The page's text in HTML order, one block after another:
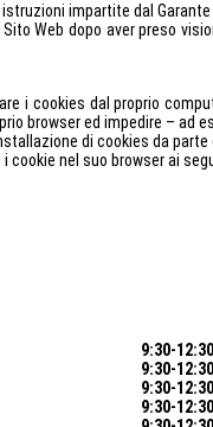
impartite dal
Web dopo aver preso
i cookies dal proprio
browser ed impedire –
di cookies da
cookie nel suo browser ai
9:30-
9:30-
9:30-
9:30-